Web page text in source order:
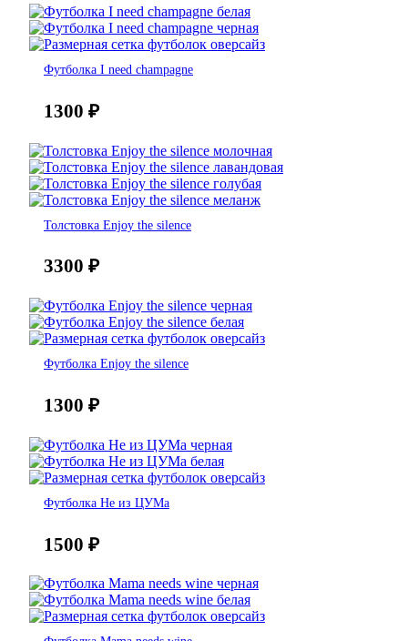
Футболка I need champagne
1300 ₽
Толстовка Enjoy the silence
3300 ₽
Футболка Enjoy the silence
1300 ₽
Футболка Не из ЦУМа
1500 ₽